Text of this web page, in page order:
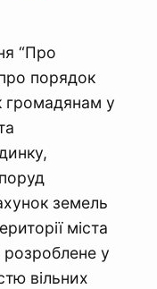
“Про
порядок
громадянам у
земель
міста
у
вільних